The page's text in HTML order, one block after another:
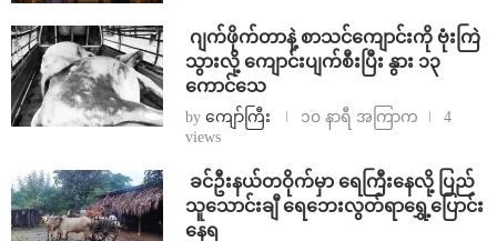
⁨⁩ ⁨ဂျက်ဖိုက်တာနဲ့ စာသင်ကျောင်းကို ဗုံးကြဲ
သွားလို့ ကျောင်းပျက်စီးပြီး နွား ၁၃
ကောင်သေ
by ကျော်ကြီး ၁၀ နာရီ အကြာက
4
views
⁩ ⁨ခင်ဦးနယ်တဝိုက်မှာ ရေကြီးနေလို့ ပြည်
သူသောင်းချီ ရေဘေးလွတ်ရာရွှေ့ပြောင်း
နေရ